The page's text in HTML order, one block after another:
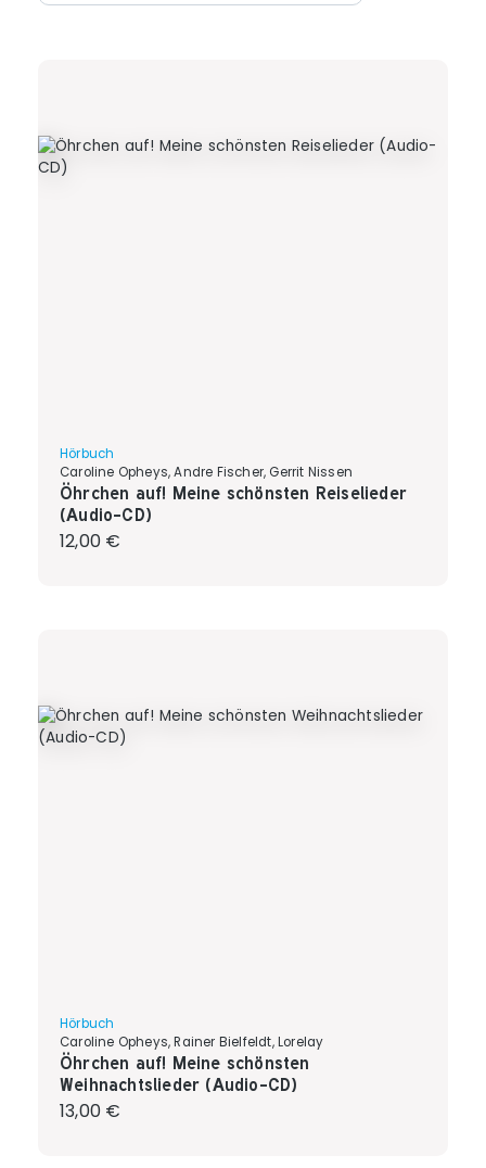
Hörbuch
Caroline Opheys, Andre Fischer, Gerrit Nissen
Öhrchen auf! Meine schönsten Reiselieder
(Audio-CD)
Regulärer Preis:
12,00 €
Hörbuch
Caroline Opheys, Rainer Bielfeldt, Lorelay
Öhrchen auf! Meine schönsten
Weihnachtslieder (Audio-CD)
Regulärer Preis:
13,00 €